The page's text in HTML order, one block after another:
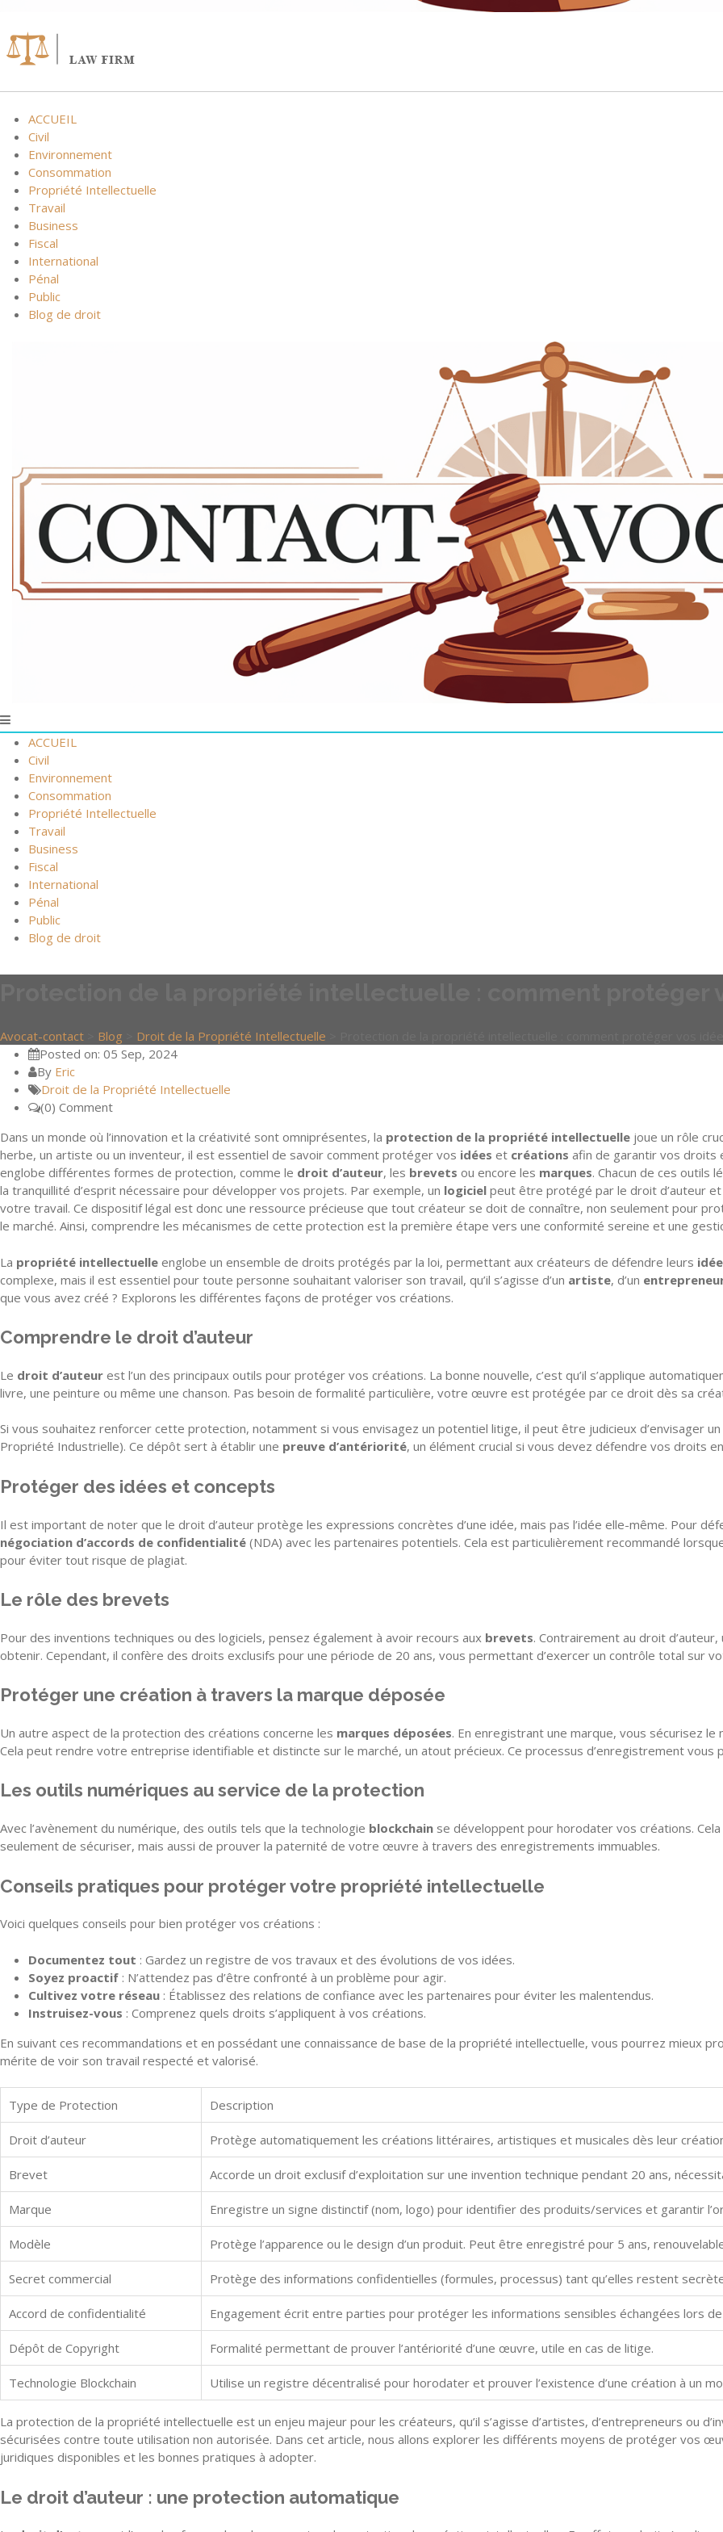
ACCUEIL
Civil
Environnement
Consommation
Propriété Intellectuelle
Travail
Business
Fiscal
International
Pénal
Public
Blog de droit
ACCUEIL
Civil
Environnement
Consommation
Propriété Intellectuelle
Travail
Business
Fiscal
International
Pénal
Public
Blog de droit
Avocat-contact Blog Droit de la Propriété Intellectuelle
Posted on: 05 Sep, 2024
By Eric
Droit de la Propriété Intellectuelle
(0) Comment
Dans un monde où l’innovation et la créativité sont omniprésentes, la protection de la propriété intellectuelle joue un rôle
herbe, un artiste ou un inventeur, il est essentiel de savoir comment protéger vos idées et créations afin de garantir vos droits
englobe différentes formes de protection, comme le droit d’auteur, les brevets ou encore les marques. Chacun de ces outils
la tranquillité d’esprit nécessaire pour développer vos projets. Par exemple, un logiciel peut être protégé par le droit d’auteur
votre travail. Ce dispositif légal est donc une ressource précieuse que tout créateur se doit de connaître, non seulement pour
le marché. Ainsi, comprendre les mécanismes de cette protection est la première étape vers une conformité sereine et une
La propriété intellectuelle englobe un ensemble de droits protégés par la loi, permettant aux créateurs de défendre leurs
complexe, mais il est essentiel pour toute personne souhaitant valoriser son travail, qu’il s’agisse d’un artiste, d’un
que vous avez créé ? Explorons les différentes façons de protéger vos créations.
Comprendre le droit d’auteur
Le droit d’auteur est l’un des principaux outils pour protéger vos créations. La bonne nouvelle, c’est qu’il s’applique
livre, une peinture ou même une chanson. Pas besoin de formalité particulière, votre œuvre est protégée par ce droit dès sa
Si vous souhaitez renforcer cette protection, notamment si vous envisagez un potentiel litige, il peut être judicieux d’envisager
Propriété Industrielle). Ce dépôt sert à établir une preuve d’antériorité, un élément crucial si vous devez défendre vos droits
Protéger des idées et concepts
Il est important de noter que le droit d’auteur protège les expressions concrètes d’une idée, mais pas l’idée elle-même. Pour
négociation d’accords de confidentialité (NDA) avec les partenaires potentiels. Cela est particulièrement recommandé
pour éviter tout risque de plagiat.
Le rôle des brevets
Pour des inventions techniques ou des logiciels, pensez également à avoir recours aux brevets. Contrairement au droit
obtenir. Cependant, il confère des droits exclusifs pour une période de 20 ans, vous permettant d’exercer un contrôle total sur
Protéger une création à travers la marque déposée
Un autre aspect de la protection des créations concerne les marques déposées. En enregistrant une marque, vous sécurisez
Cela peut rendre votre entreprise identifiable et distincte sur le marché, un atout précieux. Ce processus d’enregistrement vous
Les outils numériques au service de la protection
Avec l’avènement du numérique, des outils tels que la technologie blockchain se développent pour horodater vos créations.
seulement de sécuriser, mais aussi de prouver la paternité de votre œuvre à travers des enregistrements immuables.
Conseils pratiques pour protéger votre propriété intellectuelle
Voici quelques conseils pour bien protéger vos créations :
Documentez tout : Gardez un registre de vos travaux et des évolutions de vos idées.
Soyez proactif : N’attendez pas d’être confronté à un problème pour agir.
Cultivez votre réseau : Établissez des relations de confiance avec les partenaires pour éviter les malentendus.
Instruisez-vous : Comprenez quels droits s’appliquent à vos créations.
En suivant ces recommandations et en possédant une connaissance de base de la propriété intellectuelle, vous pourrez mieux
mérite de voir son travail respecté et valorisé.
Type de Protection Description
Droit d’auteur Protège automatiquement les créations littéraires, artistiques et musicales dès leur
Brevet Accorde un droit exclusif d’exploitation sur une invention technique pendant 20 ans,
Marque Enregistre un signe distinctif (nom, logo) pour identifier des produits/services et garantir
Modèle Protège l’apparence ou le design d’un produit. Peut être enregistré pour 5 ans,
Secret commercial Protège des informations confidentielles (formules, processus) tant qu’elles restent
Accord de confidentialité Engagement écrit entre parties pour protéger les informations sensibles échangées lors
Dépôt de Copyright Formalité permettant de prouver l’antériorité d’une œuvre, utile en cas de litige.
Technologie Blockchain Utilise un registre décentralisé pour horodater et prouver l’existence d’une création à un
La protection de la propriété intellectuelle est un enjeu majeur pour les créateurs, qu’il s’agisse d’artistes, d’entrepreneurs ou
sécurisées contre toute utilisation non autorisée. Dans cet article, nous allons explorer les différents moyens de protéger vos
juridiques disponibles et les bonnes pratiques à adopter.
Le droit d’auteur : une protection automatique